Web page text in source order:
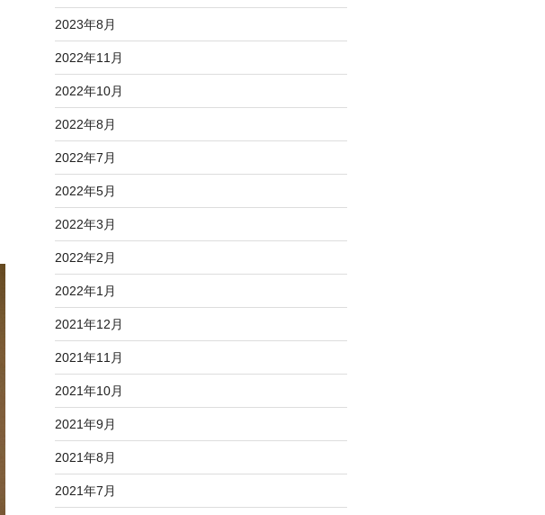
2023年8月
2022年11月
2022年10月
2022年8月
2022年7月
2022年5月
2022年3月
2022年2月
2022年1月
2021年12月
2021年11月
2021年10月
2021年9月
2021年8月
2021年7月